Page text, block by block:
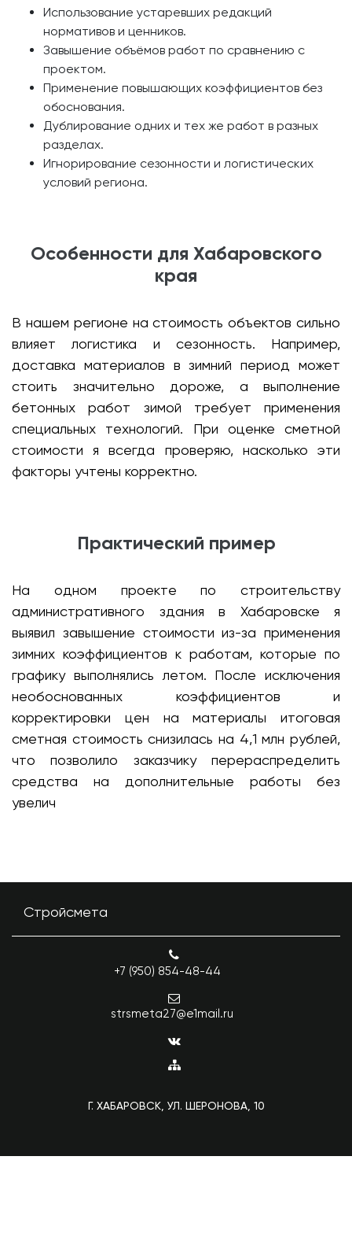
Использование устаревших редакций
нормативов и ценников.
Завышение объёмов работ по сравнению с
проектом.
Применение повышающих коэффициентов без
обоснования.
Дублирование одних и тех же работ в разных
разделах.
Игнорирование сезонности и логистических
условий региона.
Особенности для Хабаровского
края
В нашем регионе на стоимость объектов сильно
влияет логистика и сезонность. Например,
доставка материалов в зимний период может
стоить значительно дороже, а выполнение
бетонных работ зимой требует применения
специальных технологий. При оценке сметной
стоимости я всегда проверяю, насколько эти
факторы учтены корректно.
Практический пример
На одном проекте по строительству
административного здания в Хабаровске я
выявил завышение стоимости из-за применения
зимних коэффициентов к работам, которые по
графику выполнялись летом. После исключения
необоснованных коэффициентов и
корректировки цен на материалы итоговая
сметная стоимость снизилась на 4,1 млн рублей,
что позволило заказчику перераспределить
средства на дополнительные работы без
увелич
Стройсмета
+7 (950) 854-48-44
strsmeta27@e1mail.ru
Г. ХАБАРОВСК, УЛ. ШЕРОНОВА, 10